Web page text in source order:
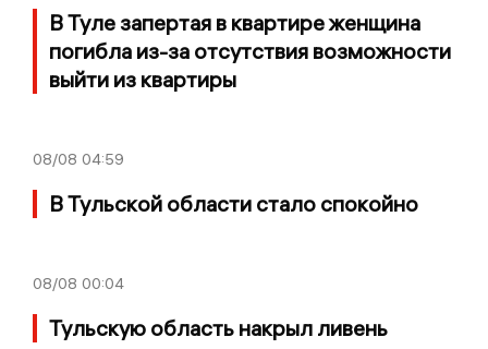
В Туле запертая в квартире женщина
погибла из-за отсутствия возможности
выйти из квартиры
08/08 04:59
В Тульской области стало спокойно
08/08 00:04
Тульскую область накрыл ливень